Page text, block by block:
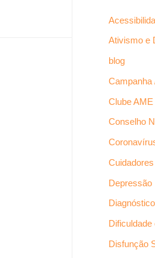
Ativismo e
blog
Campanha
Clube AME
Conselho
Cuidadores
Depressão
Diagnóstico
Dificuldade
Disfunção